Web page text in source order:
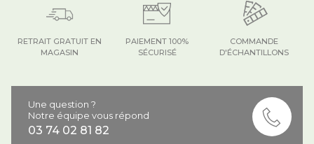
COMMANDE
D'ÉCHANTILLONS
PAIEMENT 100%
SÉCURISÉ
RETRAIT GRATUIT EN
MAGASIN
Une question ?
Notre équipe vous répond
03 74 02 81 82